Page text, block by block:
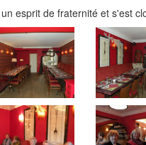
esprit de fraternité et s'est